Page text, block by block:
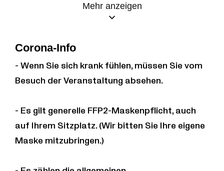
außerordentliche Musikalität und
musikalischer Partner ist der israelisch-
Robert Schumann (1810 – 1856)
Fünf Lieder op. 40 (1840)
Mehr anzeigen
Corona-Info
- Wenn Sie sich krank fühlen, müssen Sie vom
Besuch der Veranstaltung absehen.
- Es gilt generelle FFP2-Maskenpflicht, auch
auf Ihrem Sitzplatz. (Wir bitten Sie Ihre eigene
Maske mitzubringen.)